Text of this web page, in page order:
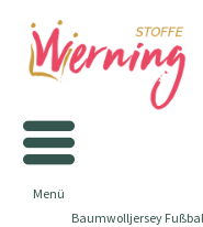
Menü
Baumwolljersey